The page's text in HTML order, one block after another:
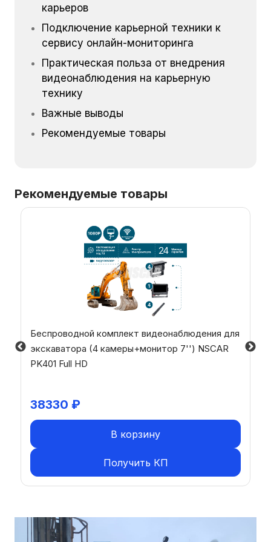
карьеров
Подключение карьерной техники к
сервису онлайн-мониторинга
Практическая польза от внедрения
видеонаблюдения на карьерную
технику
Важные выводы
Рекомендуемые товары
Рекомендуемые товары
Беспроводной комплект видеонаблюдения для
экскаватора (4 камеры+монитор 7'') NSCAR
PK401 Full HD
38330 ₽
В корзину
Получить КП